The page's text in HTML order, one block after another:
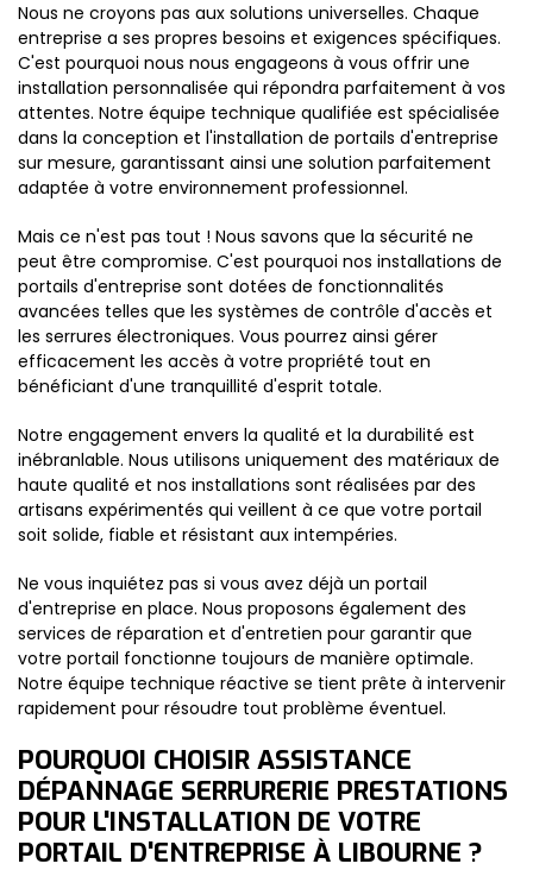
Nous ne croyons pas aux solutions universelles. Chaque
entreprise a ses propres besoins et exigences spécifiques.
C'est pourquoi nous nous engageons à vous offrir une
installation personnalisée qui répondra parfaitement à vos
attentes. Notre équipe technique qualifiée est spécialisée
dans la conception et l'installation de portails d'entreprise
sur mesure, garantissant ainsi une solution parfaitement
adaptée à votre environnement professionnel.
Mais ce n'est pas tout ! Nous savons que la sécurité ne
peut être compromise. C'est pourquoi nos installations de
portails d'entreprise sont dotées de fonctionnalités
avancées telles que les systèmes de contrôle d'accès et
les serrures électroniques. Vous pourrez ainsi gérer
efficacement les accès à votre propriété tout en
bénéficiant d'une tranquillité d'esprit totale.
Notre engagement envers la qualité et la durabilité est
inébranlable. Nous utilisons uniquement des matériaux de
haute qualité et nos installations sont réalisées par des
artisans expérimentés qui veillent à ce que votre portail
soit solide, fiable et résistant aux intempéries.
Ne vous inquiétez pas si vous avez déjà un portail
d'entreprise en place. Nous proposons également des
services de réparation et d'entretien pour garantir que
votre portail fonctionne toujours de manière optimale.
Notre équipe technique réactive se tient prête à intervenir
rapidement pour résoudre tout problème éventuel.
POURQUOI CHOISIR ASSISTANCE
DÉPANNAGE SERRURERIE PRESTATIONS
POUR L'INSTALLATION DE VOTRE
PORTAIL D'ENTREPRISE À LIBOURNE ?